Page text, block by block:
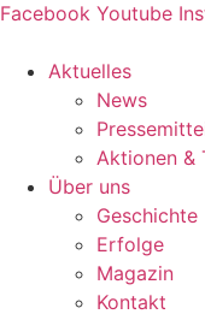
Facebook Youtube
Aktuelles
News
Aktionen &
Über uns
Geschichte
Erfolge
Magazin
Kontakt